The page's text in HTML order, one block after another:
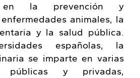
en la prevención y
animales, la
y la salud pública.
españolas, la
se imparte en varias
públicas y privadas,